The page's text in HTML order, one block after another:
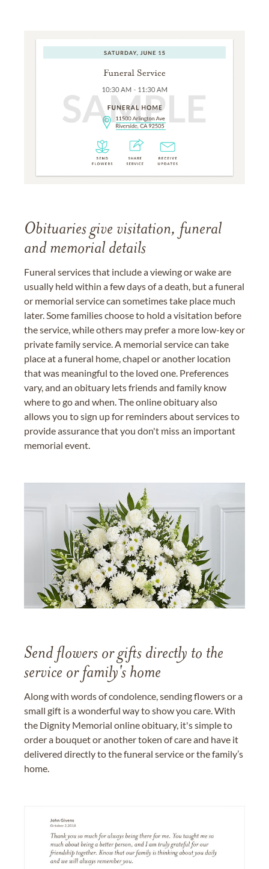
Obituaries give visitation, funeral
and memorial details
Funeral services that include a viewing or wake are
usually held within a few days of a death, but a funeral
or memorial service can sometimes take place much
later. Some families choose to hold a visitation before
the service, while others may prefer a more low-key or
private family service. A memorial service can take
place at a funeral home, chapel or another location
that was meaningful to the loved one. Preferences
vary, and an obituary lets friends and family know
where to go and when. The online obituary also
allows you to sign up for reminders about services to
provide assurance that you don't miss an important
memorial event.
Send flowers or gifts directly to the
service or family's home
Along with words of condolence, sending flowers or a
small gift is a wonderful way to show you care. With
the Dignity Memorial online obituary, it's simple to
order a bouquet or another token of care and have it
delivered directly to the funeral service or the family’s
home.